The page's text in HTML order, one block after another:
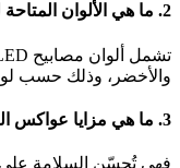
2. ما هي الألوان المتاحة لعلامات الطرق الشمسية؟
والأخضر، وذلك حسب
3. ما هي مزايا عواكس الطرق الشمسية؟
فهي تُحسّن السلامة على